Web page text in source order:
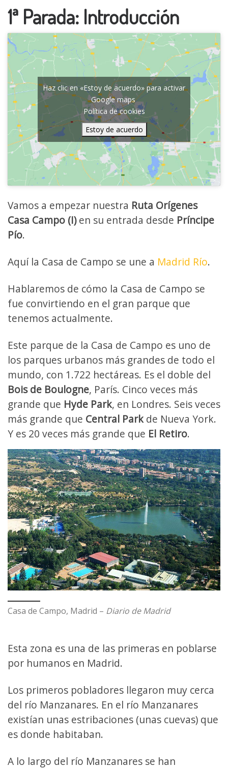
1ª Parada: Introducción
Haz clic en «Estoy de acuerdo» para activar
Google maps
Política de cookies
Estoy de acuerdo
Vamos a empezar nuestra Ruta Orígenes
Casa Campo (I)en su entrada desde Príncipe
Pío.
Aquí la Casa de Campo se une a Madrid Río.
Hablaremos de cómo la Casa de Campo se
fue convirtiendo en el gran parque que
tenemos actualmente.
Este parque de la Casa de Campo es uno de
los parques urbanos más grandes de todo el
mundo, con 1.722 hectáreas. Es el doble del
Bois de Boulogne, París. Cinco veces más
grande que Hyde Park, en Londres. Seis veces
más grande que Central Parkde Nueva York.
Y es 20 veces más grande que El Retiro.
Casa de Campo, Madrid – Diario de Madrid
Esta zona es una de las primeras en poblarse
por humanos en Madrid.
Los primeros pobladores llegaron muy cerca
del río Manzanares. En el río Manzanares
existían unas estribaciones (unas cuevas) que
es donde habitaban.
A lo largo del río Manzanares se han